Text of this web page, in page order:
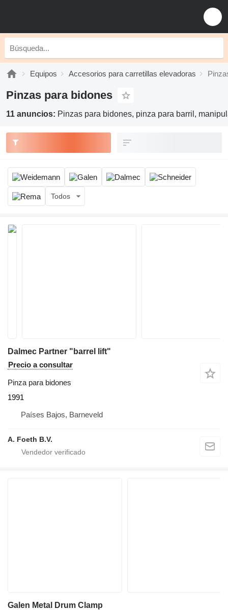
Equipos Accesorios para carretillas elevadoras
Pinzas para bidones
11 anuncios: Pinzas para bidones, pinza para barril,
Todos
Dalmec Partner "barrel lift"
Precio a consultar
Pinza para bidones
1991
Países Bajos, Barneveld
A. Foeth B.V.
Galen Metal Drum Clamp